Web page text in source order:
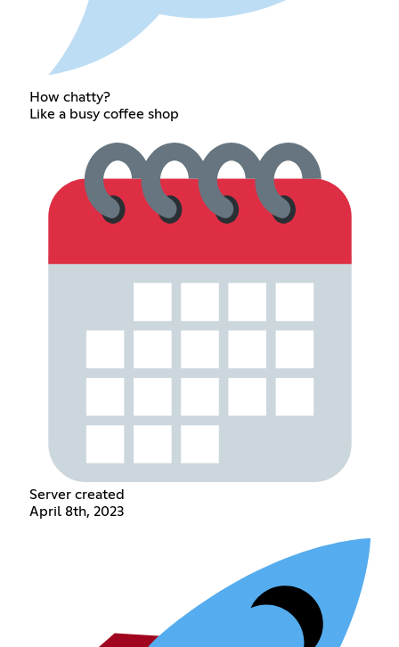
How chatty?
Like a busy coffee shop
Server created
April 8th, 2023